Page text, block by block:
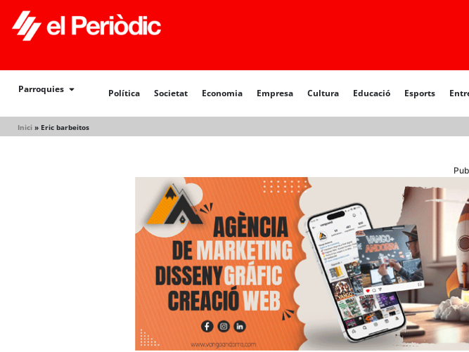
Parroquies Política Societat Economia Empresa Cultura Educació Esports
Inici » Eric barbeitos
Política Societat